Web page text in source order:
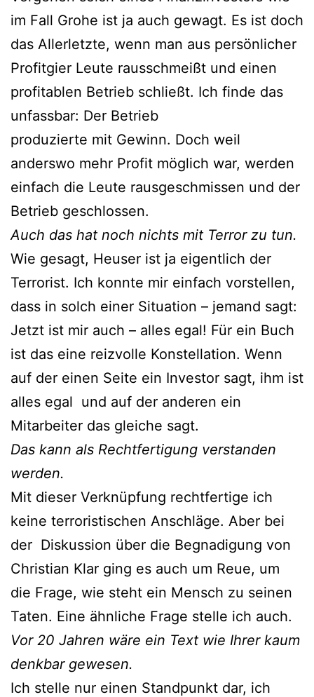
im Fall Grohe ist ja auch gewagt. Es ist doch
das Allerletzte, wenn man aus persönlicher
Profitgier Leute rausschmeißt und einen
profitablen Betrieb schließt. Ich finde das
unfassbar: Der Betrieb
produzierte mit Gewinn. Doch weil
anderswo mehr Profit möglich war, werden
einfach die Leute rausgeschmissen und der
Betrieb geschlossen.
Auch das hat noch nichts mit Terror zu tun.
Wie gesagt, Heuser ist ja eigentlich der
Terrorist. Ich konnte mir einfach vorstellen,
dass in solch einer Situation – jemand sagt:
Jetzt ist mir auch – alles egal! Für ein Buch
ist das eine reizvolle Konstellation. Wenn
auf der einen Seite ein Investor sagt, ihm ist
alles egal und auf der anderen ein
Mitarbeiter das gleiche sagt.
Das kann als Rechtfertigung verstanden
werden.
Mit dieser Verknüpfung rechtfertige ich
keine terroristischen Anschläge. Aber bei
der Diskussion über die Begnadigung von
Christian Klar ging es auch um Reue, um
die Frage, wie steht ein Mensch zu seinen
Taten. Eine ähnliche Frage stelle ich auch.
Vor 20 Jahren wäre ein Text wie Ihrer kaum
denkbar gewesen.
Ich stelle nur einen Standpunkt dar, ich